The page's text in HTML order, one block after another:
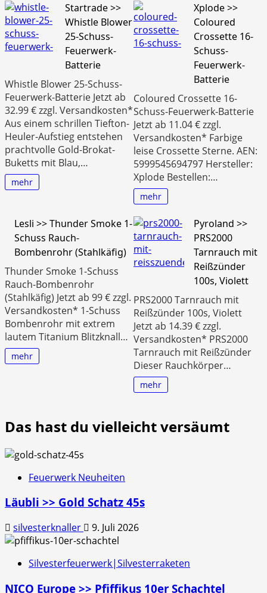
Startrade >>
Whistle Blower
25-Schuss-
Feuerwerk-
Batterie
Whistle Blower 25-Schuss-
Feuerwerk-Batterie Jetzt ab
32.99 € zzgl. Versandkosten*
Aus einem schrillen Tiefton-
Heuler-Aufstieg entstehen
prachtvolle Gold-Brokat-
Buketts mit Blau,…
mehr
Xplode >>
Coloured
Crossette 16-
Schuss-
Feuerwerk-
Batterie
Coloured Crossette 16-
Schuss-Feuerwerk-Batterie
Jetzt ab 11.04 € zzgl.
Versandkosten* Farbige
leise Crossette Sterne. AEN:
5999545694797 Hersteller:
Xplode Bestellen:…
mehr
Lesli >> Thunder Smoke 1-
Schuss Rauch-
Bombenrohr (Stahlkäfig)
Thunder Smoke 1-Schuss
Rauch-Bombenrohr
(Stahlkäfig) Jetzt ab 99 € zzgl.
Versandkosten* 1-Schuss
Bombenrohr mit extrem
lautem Titanium Blitzknall…
mehr
Pyroland >>
PRS2000
Tarnrauch mit
Reißzünder
100s, Violett
PRS2000 Tarnrauch mit
Reißzünder 100s, Violett
Jetzt ab 14.39 € zzgl.
Versandkosten* PRS2000
Tarnrauch mit Reißzünder
Dieser Rauchkörper…
mehr
Das hast du vielleicht versäumt
Feuerwerk Neuheiten
Läubli >> Gold Schatz 45s
silvesterknaller 9. Juli 2026
Silvesterfeuerwerk|Silvesterraketen
NICO Europe >> Pfiffikus 10er Schachtel